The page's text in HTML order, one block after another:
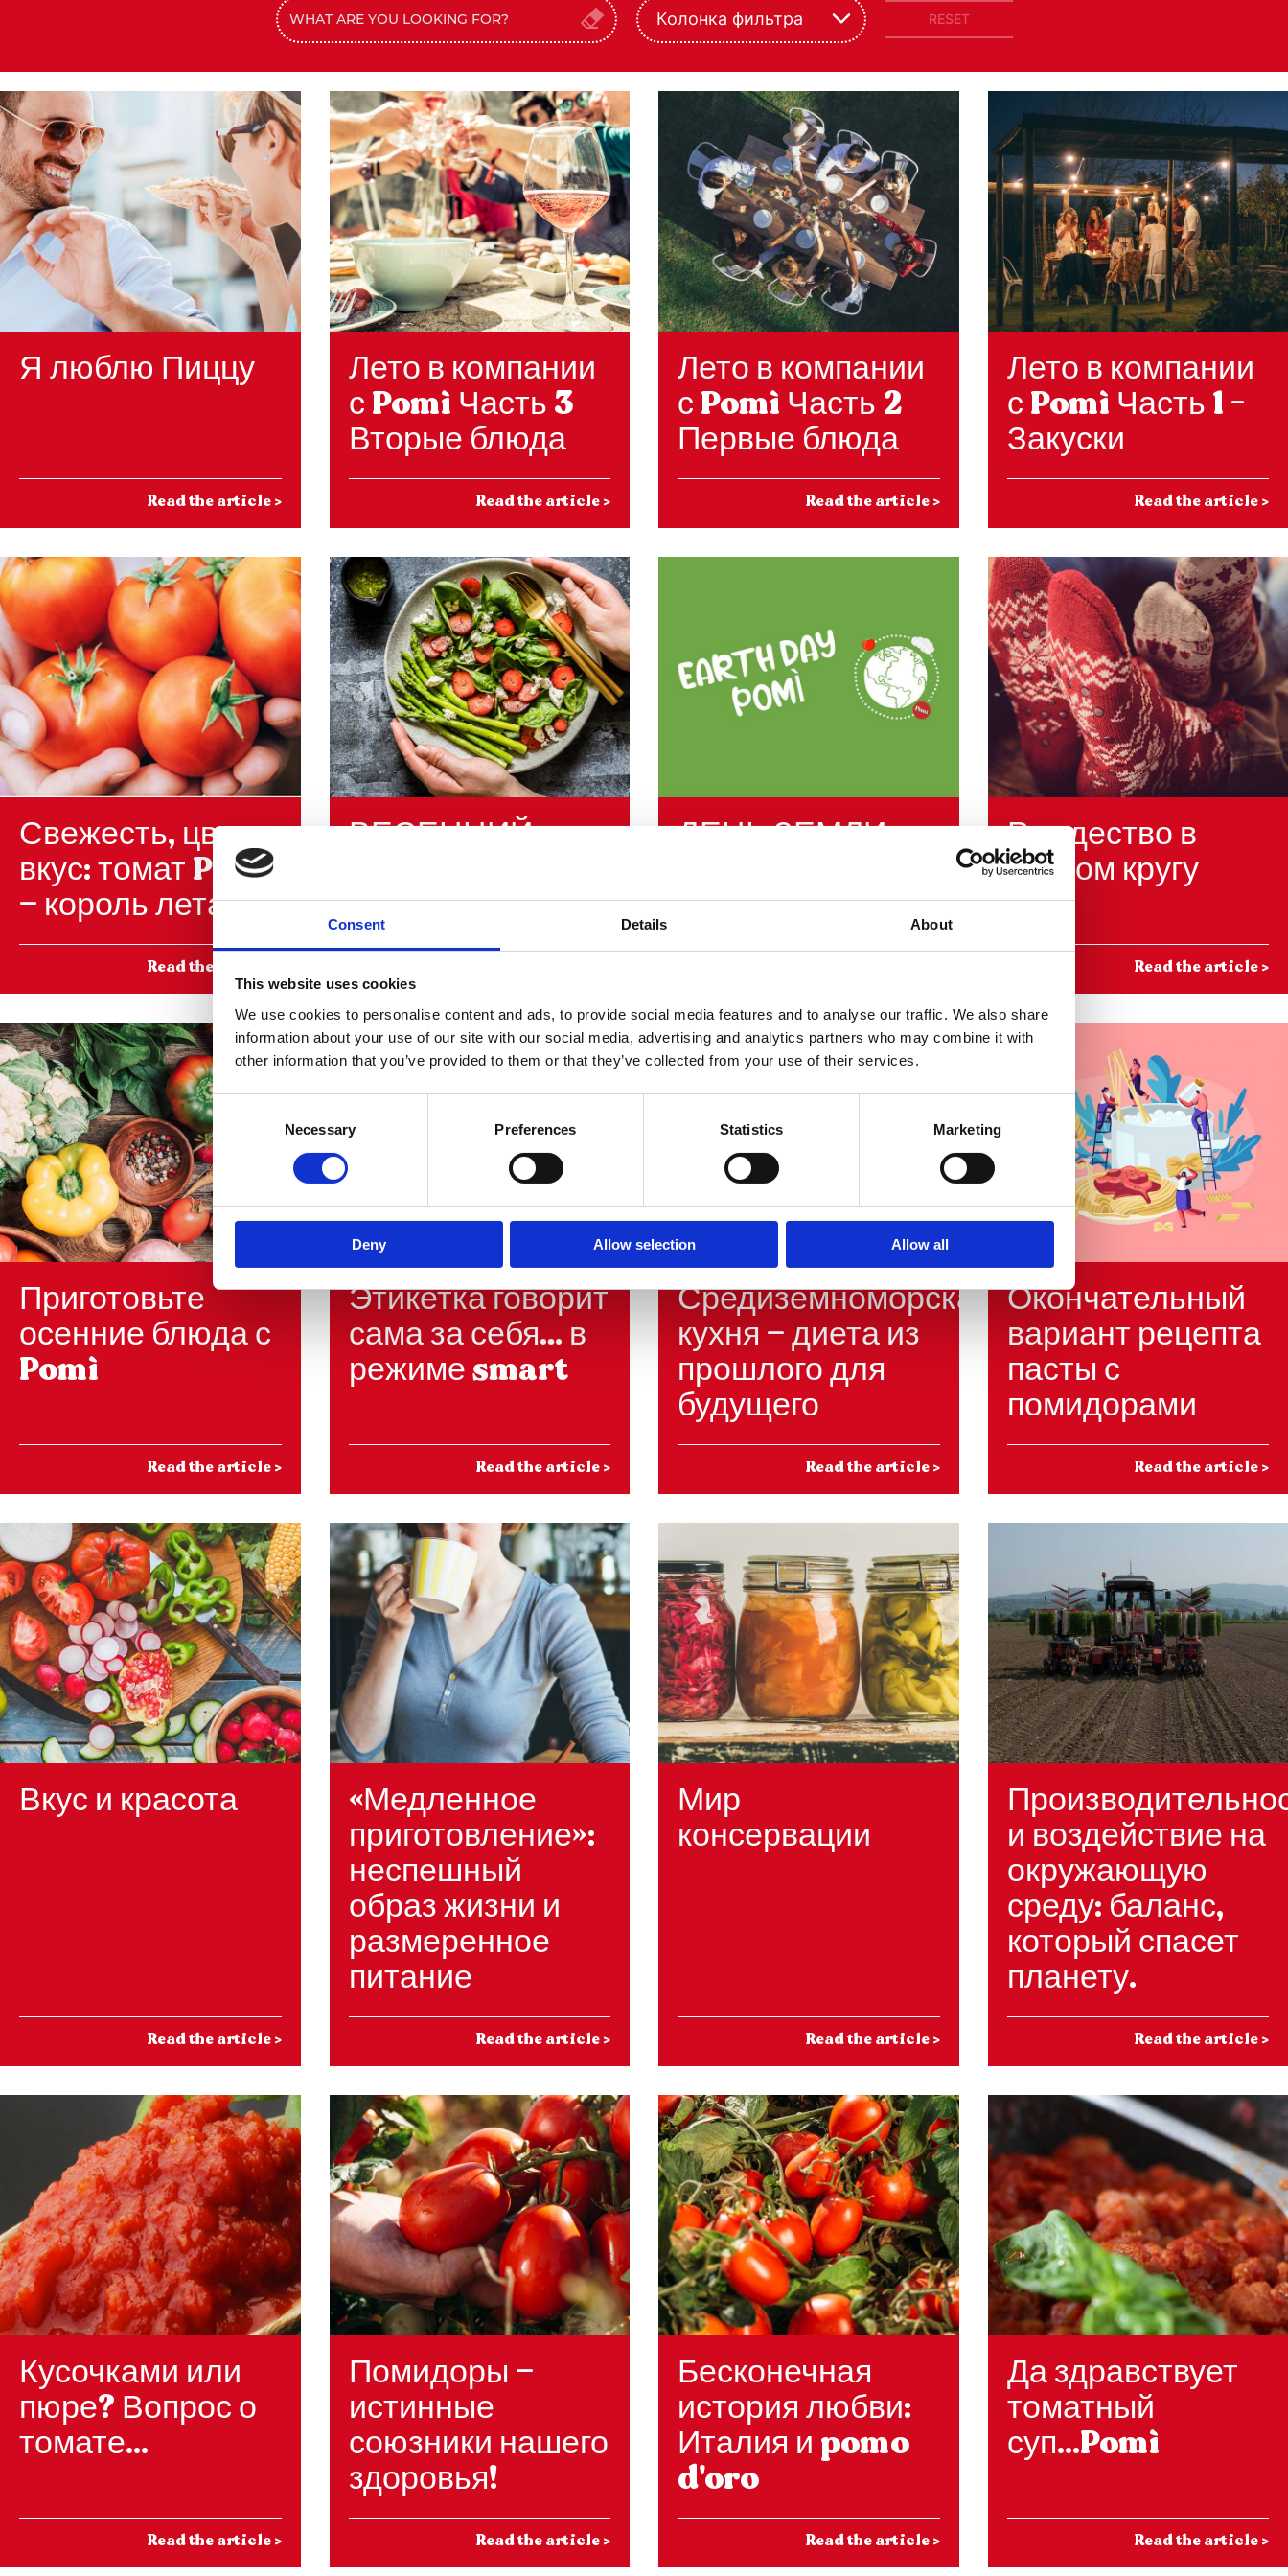
Consent Details About
This website uses cookies
We use cookies to personalise content and ads, to provide social media features and to analyse our traffic. We also share
information about your use of our site with our social media, advertising and analytics partners who may combine it with
other information that you’ve provided to them or that they’ve collected from your use of their services.
Consent
Selection
Necessary Preferences Statistics Marketing
Deny Allow selection Allow all
Колонка фильтра RESET
Я люблю Пиццу
Read the article>
Лето в компании
с Pomì Часть 3
Вторые блюда
Read the article>
Лето в компании
с Pomì Часть 2
Первые блюда
Read the article>
Лето в компании
с Pomì Часть 1 -
Закуски
Read the article>
Свежесть, цвет и
вкус: томат Pomì
— король лета
Read the article
ВЕСЕННИЙ
ДЕНЬ ЗЕМЛИ -
Рождество в
тесном кругу
Read the article>
Приготовьте
осенние блюда с
Pomì
Read the article>
Этикетка говорит
сама за себя… в
режиме smart
Read the article>
Средиземноморская
кухня — диета из
прошлого для
будущего
Read the article>
Окончательный
вариант рецепта
пасты с
помидорами
Read the article>
Вкус и красота
Read the article>
«Медленное
приготовление»:
неспешный
образ жизни и
размеренное
питание
Read the article>
Мир
консервации
Read the article>
и воздействие на
окружающую
среду: баланс,
который спасет
планету.
Read the article>
Кусочками или
пюре? Вопрос о
томате...
Read the article>
Помидоры —
истинные
союзники нашего
здоровья!
Read the article>
Бесконечная
история любви:
Италия и pomo
d'oro
Read the article>
Да здравствует
томатный
суп...Pomì
Read the article>